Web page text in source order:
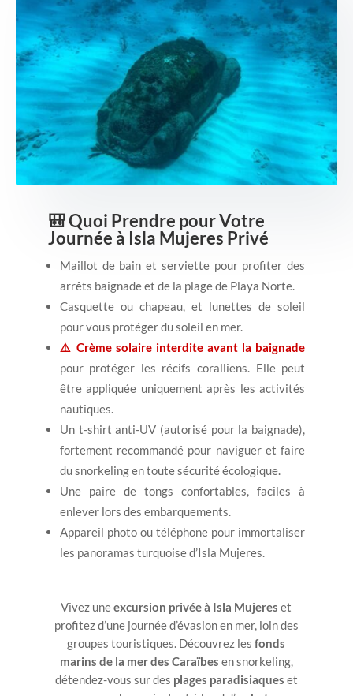
🎒 Quoi Prendre pour Votre
Journée à Isla Mujeres Privé
Maillot de bain et serviette pour profiter des
arrêts baignade et de la plage de Playa Norte.
Casquette ou chapeau, et lunettes de soleil
pour vous protéger du soleil en mer.
⚠️ Crème solaire interdite avant la baignade
pour protéger les récifs coralliens. Elle peut
être appliquée uniquement après les activités
nautiques.
Un t-shirt anti-UV (autorisé pour la baignade),
fortement recommandé pour naviguer et faire
du snorkeling en toute sécurité écologique.
Une paire de tongs confortables, faciles à
enlever lors des embarquements.
Appareil photo ou téléphone pour immortaliser
les panoramas turquoise d’Isla Mujeres.
Vivez uneexcursion privée à Isla Mujeres et
profitez d’une journée d’évasion en mer, loin des
groupes touristiques. Découvrez lesfonds
marins de la mer des Caraïbes en snorkeling,
détendez-vous sur des plages paradisiaques et